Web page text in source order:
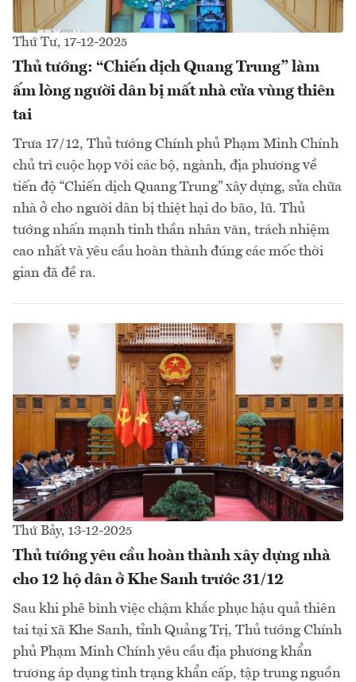
Thứ Tư, 17-12-2025
Thủ tướng: “Chiến dịch Quang Trung” làm
ấm lòng người dân bị mất nhà cửa vùng thiên
tai
Trưa 17/12, Thủ tướng Chính phủ Phạm Minh Chính
chủ trì cuộc họp với các bộ, ngành, địa phương về
tiến độ “Chiến dịch Quang Trung” xây dựng, sửa chữa
nhà ở cho người dân bị thiệt hại do bão, lũ. Thủ
tướng nhấn mạnh tinh thần nhân văn, trách nhiệm
cao nhất và yêu cầu hoàn thành đúng các mốc thời
gian đã đề ra.
Thứ Bảy, 13-12-2025
Thủ tướng yêu cầu hoàn thành xây dựng nhà
cho 12 hộ dân ở Khe Sanh trước 31/12
Sau khi phê bình việc chậm khắc phục hậu quả thiên
tai tại xã Khe Sanh, tỉnh Quảng Trị, Thủ tướng Chính
phủ Phạm Minh Chính yêu cầu địa phương khẩn
trương áp dụng tình trạng khẩn cấp, tập trung nguồn